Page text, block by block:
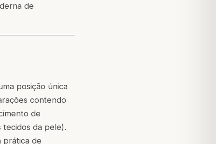
de
posição única
contendo
de
tecidos da pele).
prática de